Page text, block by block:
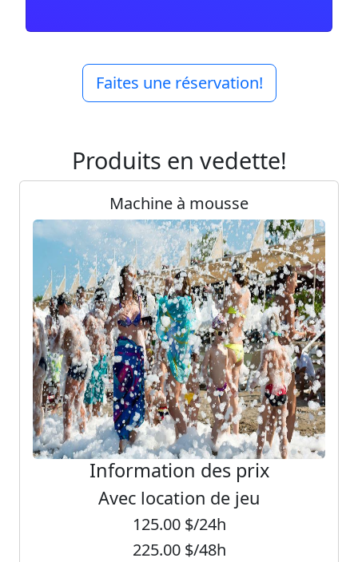
Faites une réservation!
Produits en vedette!
Machine à mousse
Information des prix
Avec location de jeu
125.00$/24h
225.00$/48h